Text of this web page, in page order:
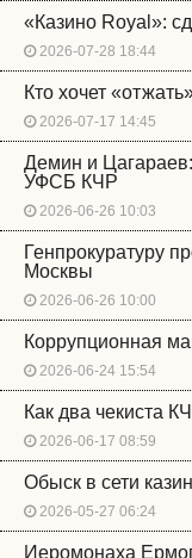
«Казино Royal»:
2026-07-28 18:44
Кто хочет
2026-07-17 14:45
Демин и
УФСБ КЧР
2026-06-26 10:03
Генпрокуратуру
Москвы
2026-06-26 10:00
Коррупционная
2026-06-24 15:54
Как два чекиста
2026-06-17 08:59
Обыск в сети
2026-05-27 06:24
Иеромонаха